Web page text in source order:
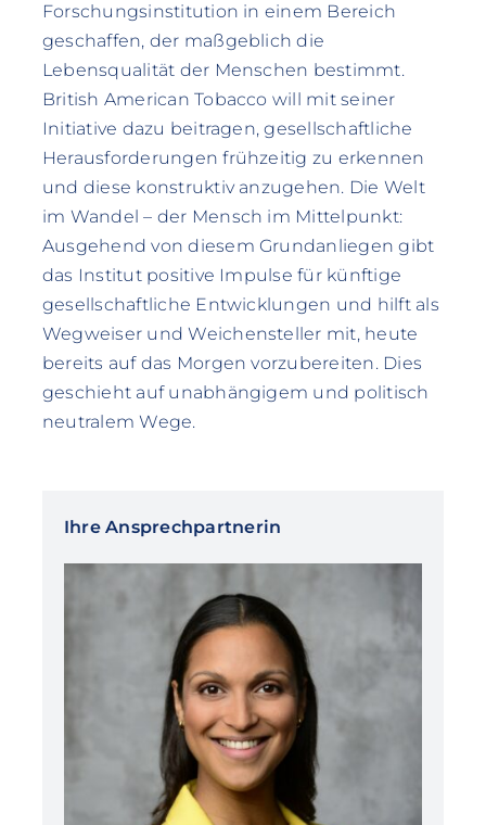
Forschungsinstitution in einem Bereich
geschaffen, der maßgeblich die
Lebensqualität der Menschen bestimmt.
British American Tobacco will mit seiner
Initiative dazu beitragen, gesellschaftliche
Herausforderungen frühzeitig zu erkennen
und diese konstruktiv anzugehen. Die Welt
im Wandel – der Mensch im Mittelpunkt:
Ausgehend von diesem Grundanliegen gibt
das Institut positive Impulse für künftige
gesellschaftliche Entwicklungen und hilft als
Wegweiser und Weichensteller mit, heute
bereits auf das Morgen vorzubereiten. Dies
geschieht auf unabhängigem und politisch
neutralem Wege.
Ihre Ansprechpartnerin